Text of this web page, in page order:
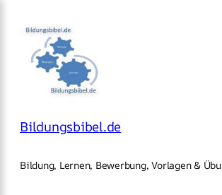
Inhalt
springen
Bildungsbibel.de
Bildung, Lernen, Bewerbung, Vorlagen &